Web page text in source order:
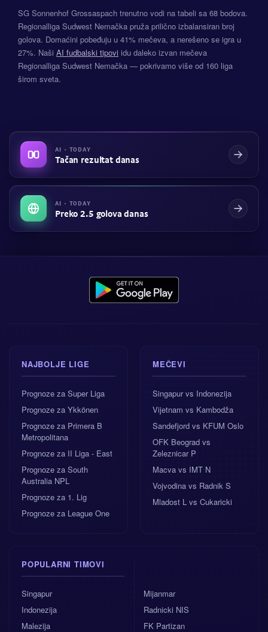
SG Sonnenhof Grossaspach trenutno vodi na tabeli sa 68 bodova.
Regionalliga Sudwest Nemačka pruža prilično izbalansiran broj
golova. Domaćini pobeđuju u 41% mečeva, a nerešeno se igra u
27%. Naši AI fudbalski tipovi idu daleko izvan mečeva
Regionalliga Sudwest Nemačka — pokrivamo više od 160 liga
širom sveta.
AI · TODAY
Tačan rezultat danas
AI · TODAY
Preko 2.5 golova danas
NAJBOLJE LIGE
Prognoze za Super Liga
Prognoze za Ykkönen
Prognoze za Primera B
Metropolitana
Prognoze za II Liga - East
Prognoze za South
Australia NPL
Prognoze za 1. Lig
Prognoze za League One
MEČEVI
Singapur vs Indonezija
Vijetnam vs Kambodža
Sandefjord vs KFUM Oslo
OFK Beograd vs
Zeleznicar P
Macva vs IMT N
Vojvodina vs Radnik S
Mladost L vs Cukaricki
POPULARNI TIMOVI
Singapur
Indonezija
Malezija
Mijanmar
Radnicki NIS
FK Partizan